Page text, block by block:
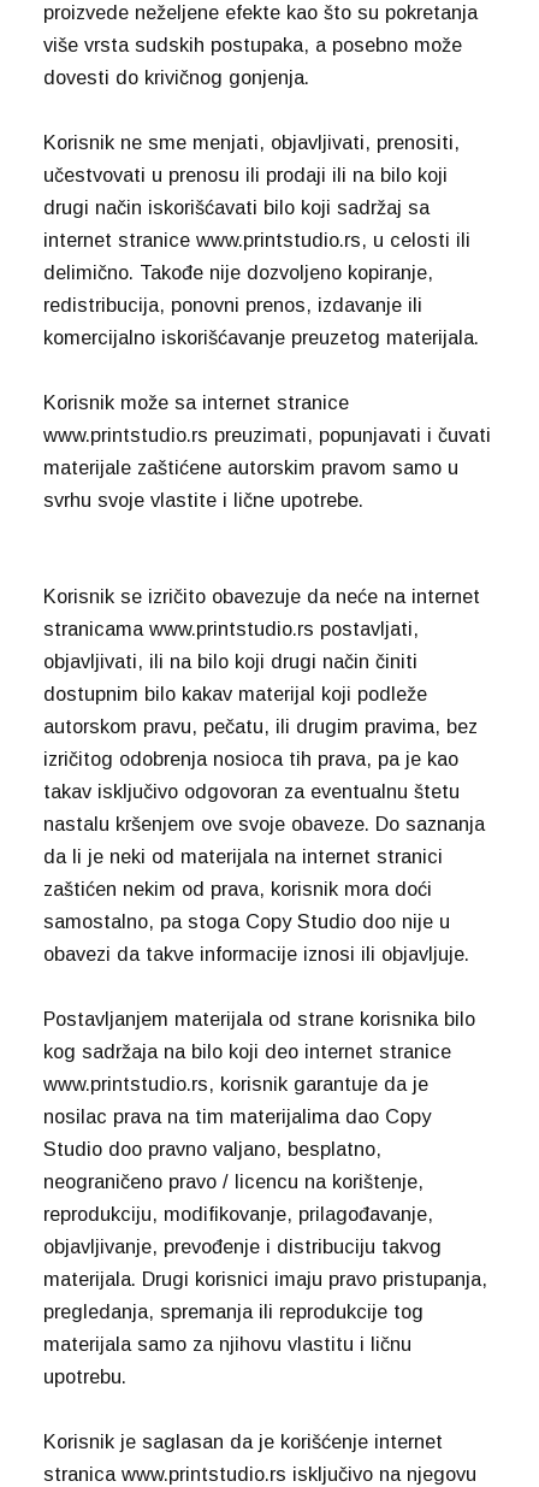
proizvede neželjene efekte kao što su pokretanja
više vrsta sudskih postupaka, a posebno može
dovesti do krivičnog gonjenja.
Korisnik ne sme menjati, objavljivati, prenositi,
učestvovati u prenosu ili prodaji ili na bilo koji
drugi način iskorišćavati bilo koji sadržaj sa
internet stranice www.printstudio.rs, u celosti ili
delimično. Takođe nije dozvoljeno kopiranje,
redistribucija, ponovni prenos, izdavanje ili
komercijalno iskorišćavanje preuzetog materijala.
Korisnik može sa internet stranice
www.printstudio.rs preuzimati, popunjavati i čuvati
materijale zaštićene autorskim pravom samo u
svrhu svoje vlastite i lične upotrebe.
Korisnik se izričito obavezuje da neće na internet
stranicama www.printstudio.rs postavljati,
objavljivati, ili na bilo koji drugi način činiti
dostupnim bilo kakav materijal koji podleže
autorskom pravu, pečatu, ili drugim pravima, bez
izričitog odobrenja nosioca tih prava, pa je kao
takav isključivo odgovoran za eventualnu štetu
nastalu kršenjem ove svoje obaveze. Do saznanja
da li je neki od materijala na internet stranici
zaštićen nekim od prava, korisnik mora doći
samostalno, pa stoga Copy Studio doo nije u
obavezi da takve informacije iznosi ili objavljuje.
Postavljanjem materijala od strane korisnika bilo
kog sadržaja na bilo koji deo internet stranice
www.printstudio.rs, korisnik garantuje da je
nosilac prava na tim materijalima dao Copy
Studio doo pravno valjano, besplatno,
neograničeno pravo / licencu na korištenje,
reprodukciju, modifikovanje, prilagođavanje,
objavljivanje, prevođenje i distribuciju takvog
materijala. Drugi korisnici imaju pravo pristupanja,
pregledanja, spremanja ili reprodukcije tog
materijala samo za njihovu vlastitu i ličnu
upotrebu.
Korisnik je saglasan da je korišćenje internet
stranica www.printstudio.rs isključivo na njegovu